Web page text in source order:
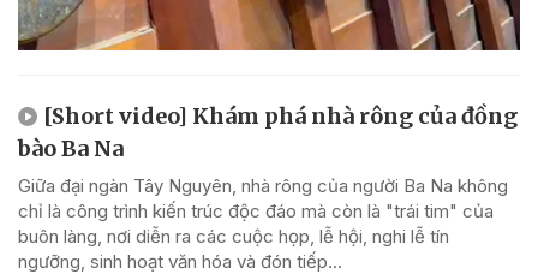
[Short video] Khám phá nhà rông của đồng
bào Ba Na
Giữa đại ngàn Tây Nguyên, nhà rông của người Ba Na không
chỉ là công trình kiến trúc độc đáo mà còn là "trái tim" của
buôn làng, nơi diễn ra các cuộc họp, lễ hội, nghi lễ tín
ngưỡng, sinh hoạt văn hóa và đón tiếp...